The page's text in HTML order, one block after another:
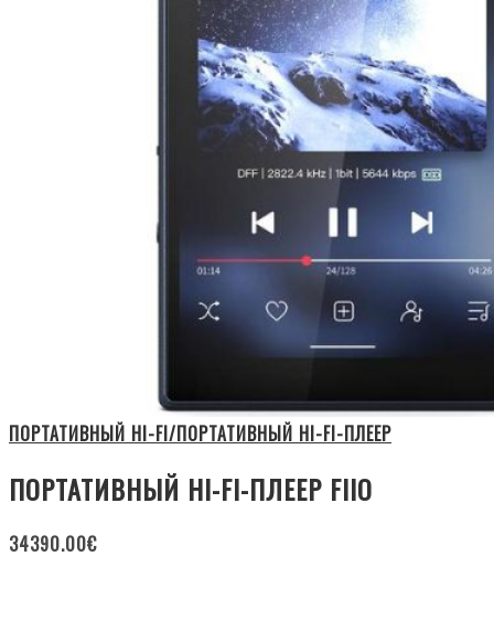
ПОРТАТИВНЫЙ HI-FI/ПОРТАТИВНЫЙ HI-FI-ПЛЕЕР
ПОРТАТИВНЫЙ HI-FI-ПЛЕЕР FIIO
34390.00€